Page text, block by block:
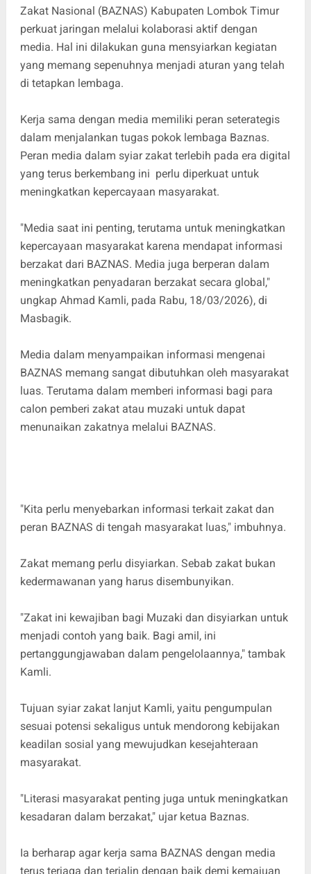
Zakat Nasional (BAZNAS) Kabupaten Lombok Timur
perkuat jaringan melalui kolaborasi aktif dengan
media. Hal ini dilakukan guna mensyiarkan kegiatan
yang memang sepenuhnya menjadi aturan yang telah
di tetapkan lembaga.
Kerja sama dengan media memiliki peran seterategis
dalam menjalankan tugas pokok lembaga Baznas.
Peran media dalam syiar zakat terlebih pada era digital
yang terus berkembang ini perlu diperkuat untuk
meningkatkan kepercayaan masyarakat.
"Media saat ini penting, terutama untuk meningkatkan
kepercayaan masyarakat karena mendapat informasi
berzakat dari BAZNAS. Media juga berperan dalam
meningkatkan penyadaran berzakat secara global,"
ungkap Ahmad Kamli, pada Rabu, 18/03/2026), di
Masbagik.
Media dalam menyampaikan informasi mengenai
BAZNAS memang sangat dibutuhkan oleh masyarakat
luas. Terutama dalam memberi informasi bagi para
calon pemberi zakat atau muzaki untuk dapat
menunaikan zakatnya melalui BAZNAS.
"Kita perlu menyebarkan informasi terkait zakat dan
peran BAZNAS di tengah masyarakat luas," imbuhnya.
Zakat memang perlu disyiarkan. Sebab zakat bukan
kedermawanan yang harus disembunyikan.
"Zakat ini kewajiban bagi Muzaki dan disyiarkan untuk
menjadi contoh yang baik. Bagi amil, ini
pertanggungjawaban dalam pengelolaannya," tambak
Kamli.
Tujuan syiar zakat lanjut Kamli, yaitu pengumpulan
sesuai potensi sekaligus untuk mendorong kebijakan
keadilan sosial yang mewujudkan kesejahteraan
masyarakat.
"Literasi masyarakat penting juga untuk meningkatkan
kesadaran dalam berzakat," ujar ketua Baznas.
Ia berharap agar kerja sama BAZNAS dengan media
terus terjaga dan terjalin dengan baik demi kemajuan